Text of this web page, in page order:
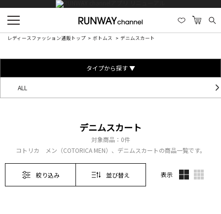
レディースファッション通販トップ ボトムス デニムスカート
タイプから探す ▼
ALL
デニムスカート
対象商品： 0件
コトリカ メン（COTORICA MEN）、デニムスカートの商品一覧です。
絞り込み 並び替え 表示